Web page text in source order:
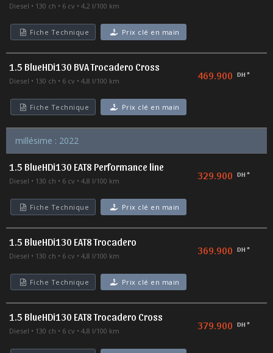
Diesel 130 ch 6 cv 4,2 l/100 km
Fiche Technique Prix clé en main
1.5 BlueHDi130 BVA Trocadero Cross
Diesel 130 ch 6 cv 4,8 l/100 km 469.900 DH *
Fiche Technique Prix clé en main
millésime : 2022
1.5 BlueHDi130 EAT8 Performance line
Diesel 130 ch 6 cv 4,8 l/100 km 329.900 DH *
Fiche Technique Prix clé en main
1.5 BlueHDi130 EAT8 Trocadero
Diesel 130 ch 6 cv 4,8 l/100 km 369.900 DH *
Fiche Technique Prix clé en main
1.5 BlueHDi130 EAT8 Trocadero Cross
Diesel 130 ch 6 cv 4,8 l/100 km 379.900 DH *